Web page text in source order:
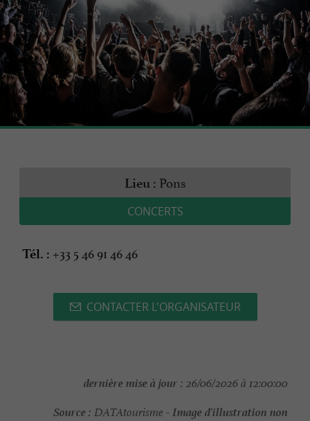
Lieu : Pons
CONCERTS
Tél. : +33 5 46 91 46 46
CONTACTER L'ORGANISATEUR
dernière mise à jour : 26/06/2026 à 12:00:00
Source : DATAtourisme -Image d'illustration non